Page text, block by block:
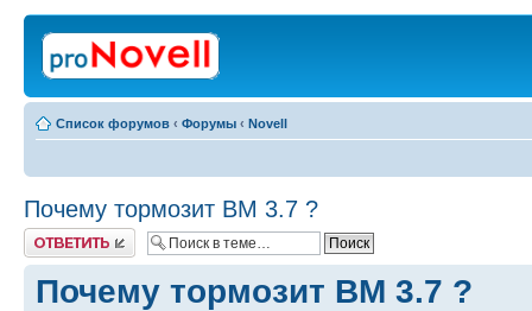
Список форумов ‹ Форумы ‹ Novell
Почему тормозит BM 3.7 ?
Ответить
Почему тормозит BM 3.7 ?